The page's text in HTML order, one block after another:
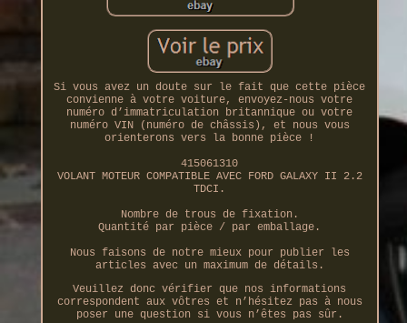
Si vous avez un doute sur le fait que cette pièce
convienne à votre voiture, envoyez-nous votre
numéro d’immatriculation britannique ou votre
numéro VIN (numéro de châssis), et nous vous
orienterons vers la bonne pièce !
415061310
VOLANT MOTEUR COMPATIBLE AVEC FORD GALAXY II 2.2
TDCI.
Nombre de trous de fixation.
Quantité par pièce / par emballage.
Nous faisons de notre mieux pour publier les
articles avec un maximum de détails.
Veuillez donc vérifier que nos informations
correspondent aux vôtres et n’hésitez pas à nous
poser une question si vous n’êtes pas sûr.